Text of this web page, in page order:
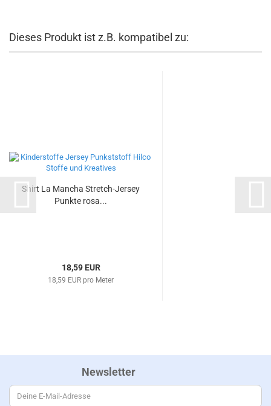
Dieses Produkt ist z.B. kompatibel zu:
Shirt La Mancha Stretch-Jersey
Punkte rosa...
18,59 EUR
18,59 EUR pro Meter
Newsletter